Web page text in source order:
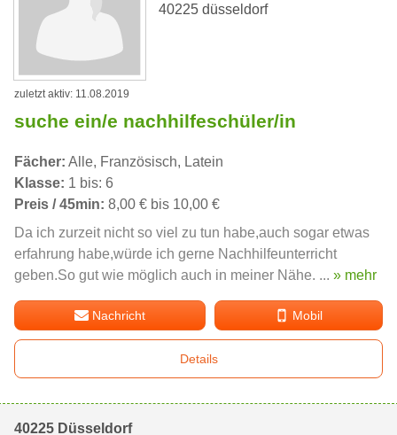
40225 düsseldorf
zuletzt aktiv: 11.08.2019
suche ein/e nachhilfeschüler/in
Fächer: Alle, Französisch, Latein
Klasse: 1 bis: 6
Preis / 45min: 8,00 € bis 10,00 €
Da ich zurzeit nicht so viel zu tun habe,auch sogar etwas
erfahrung habe,würde ich gerne Nachhilfeunterricht
geben.So gut wie möglich auch in meiner Nähe. ... » mehr
Nachricht Mobil
Details
40225 Düsseldorf